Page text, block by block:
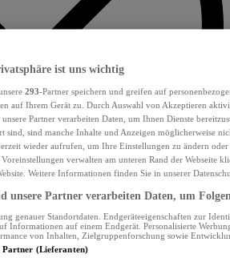
ist uns wichtig
293-Partner speichern und greifen auf
auf Ihrem Gerät zu. Durch Auswahl von Akzeptieren
unsere Partner verarbeiten Daten, um Ihnen Dienste
sind, sind manche Inhalte und Anzeigen möglicherweise
wieder aufrufen, um Ihre Einstellungen zu ändern
verwalten am unteren Rand der Webseite
Weitere Informationen finden Sie in unserer
unsere Partner verarbeiten Daten, um
genauer Standortdaten. Endgeräteeigenschaften zur
Informationen auf einem Endgerät. Personalisierte
von Inhalten, Zielgruppenforschung sowie
Partner (Lieferanten)